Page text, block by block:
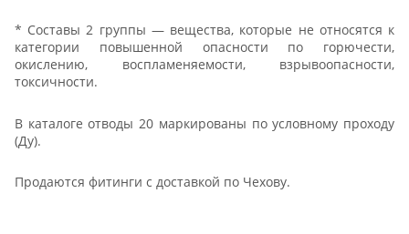
* Составы 2 группы — вещества, которые не относятся к
категории повышенной опасности по горючести,
окислению, воспламеняемости, взрывоопасности,
токсичности.
В каталоге отводы 20 маркированы по условному проходу
(Ду).
Продаются фитинги с доставкой по Чехову.